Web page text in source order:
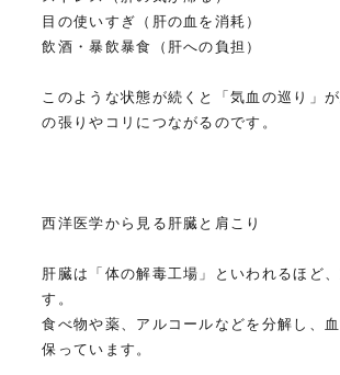
目の使いすぎ（肝の血を消耗）
飲酒・暴飲暴食（肝への負担）
このような状態が続くと「気血の巡り」
の張りやコリにつながるのです。
西洋医学から見る肝臓と肩こり
肝臓は「体の解毒工場」といわれるほど
す。
食べ物や薬、アルコールなどを分解し、
保っています。